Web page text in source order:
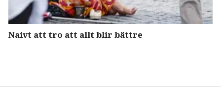
Naivt att tro att allt blir bättre